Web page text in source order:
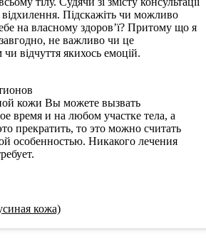
Підскажіть чи можливо
на власному здоров’ї? Притому що я
не важливо чи це
відчуття якихось емоцій.
кожи Вы можете вызвать
время и на любом участке тела, а
прекратить, то это можно считать
особенностью. Никакого лечения
кожа)